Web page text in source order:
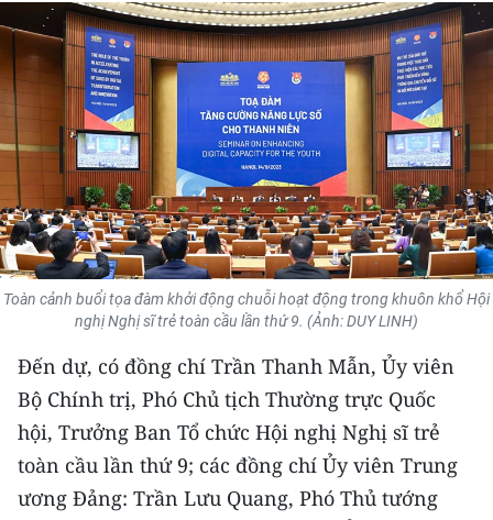
THỂ THAO
GIÁO DỤC
Y TẾ
KHOA HỌC - CÔNG NGHỆ
MÔI TRƯỜNG
BẠN ĐỌC
KIỂM CHỨNG THÔNG TIN
TRI THỨC CHUYÊN SÂU
54 DÂN TỘC VIỆT NAM
CHƯƠNG TRÌNH OCOP - MỖI XÃ
Toàn cảnh buổi tọa đàm khởi động chuỗi hoạt động trong khuôn khổ Hội
nghị Nghị sĩ trẻ toàn cầu lần thứ 9. (Ảnh: DUY LINH)
Đến dự, có đồng chí Trần Thanh Mẫn, Ủy viên
Bộ Chính trị, Phó Chủ tịch Thường trực Quốc
hội, Trưởng Ban Tổ chức Hội nghị Nghị sĩ trẻ
toàn cầu lần thứ 9; các đồng chí Ủy viên Trung
ương Đảng: Trần Lưu Quang, Phó Thủ tướng